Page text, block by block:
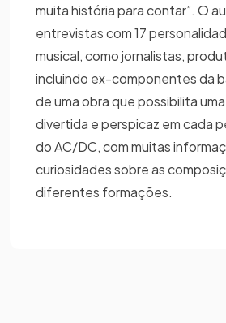
muita história para contar”. O
entrevistas com 17
musical, como jornalistas,
incluindo ex-componentes da
de uma obra que possibilita
divertida e perspicaz em cada
do AC/DC, com muitas
curiosidades sobre as
diferentes formações.